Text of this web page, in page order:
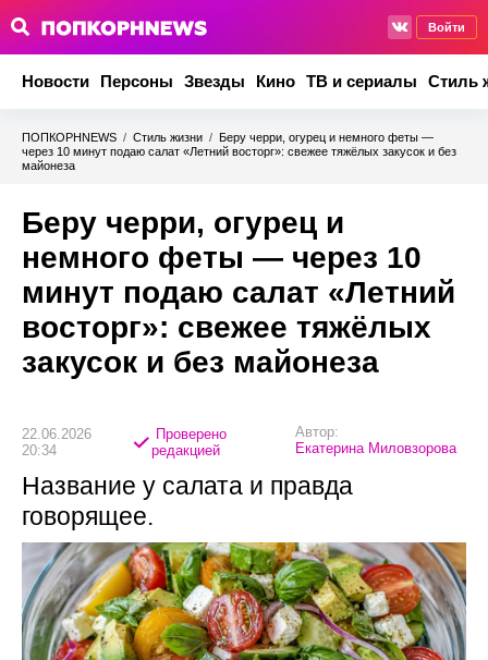
Войти
Новости Персоны Звезды Кино ТВ и сериалы Стиль
ПОПКОРНNEWS / Стиль жизни / Беру черри, огурец и немного феты —
через 10 минут подаю салат «Летний восторг»: свежее тяжёлых закусок и без
майонеза
Беру черри, огурец и
немного феты — через 10
минут подаю салат «Летний
восторг»: свежее тяжёлых
закусок и без майонеза
22.06.2026
20:34
Проверено
редакцией
Автор:
Екатерина Миловзорова
Название у салата и правда
говорящее.